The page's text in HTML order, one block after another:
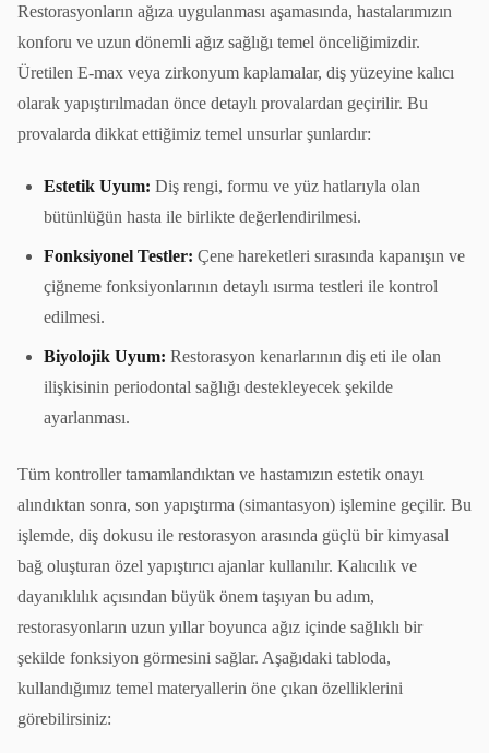
Restorasyonların ağıza uygulanması aşamasında, hastalarımızın
konforu ve uzun dönemli ağız sağlığı temel önceliğimizdir.
Üretilen E-max veya zirkonyum kaplamalar, diş yüzeyine kalıcı
olarak yapıştırılmadan önce detaylı provalardan geçirilir. Bu
provalarda dikkat ettiğimiz temel unsurlar şunlardır:
Estetik Uyum: Diş rengi, formu ve yüz hatlarıyla olan
bütünlüğün hasta ile birlikte değerlendirilmesi.
Fonksiyonel Testler: Çene hareketleri sırasında kapanışın ve
çiğneme fonksiyonlarının detaylı ısırma testleri ile kontrol
edilmesi.
Biyolojik Uyum: Restorasyon kenarlarının diş eti ile olan
ilişkisinin periodontal sağlığı destekleyecek şekilde
ayarlanması.
Tüm kontroller tamamlandıktan ve hastamızın estetik onayı
alındıktan sonra, son yapıştırma (simantasyon) işlemine geçilir. Bu
işlemde, diş dokusu ile restorasyon arasında güçlü bir kimyasal
bağ oluşturan özel yapıştırıcı ajanlar kullanılır. Kalıcılık ve
dayanıklılık açısından büyük önem taşıyan bu adım,
restorasyonların uzun yıllar boyunca ağız içinde sağlıklı bir
şekilde fonksiyon görmesini sağlar. Aşağıdaki tabloda,
kullandığımız temel materyallerin öne çıkan özelliklerini
görebilirsiniz: